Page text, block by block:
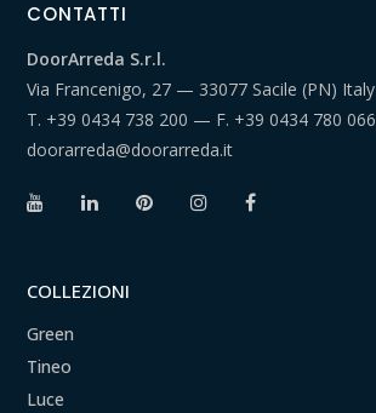
CONTATTI
DoorArreda S.r.l.
Via Francenigo, 27 — 33077 Sacile (PN) Italy
T. +39 0434 738 200 — F. +39 0434 780 066
doorarreda@doorarreda.it
COLLEZIONI
Green
Tineo
Luce